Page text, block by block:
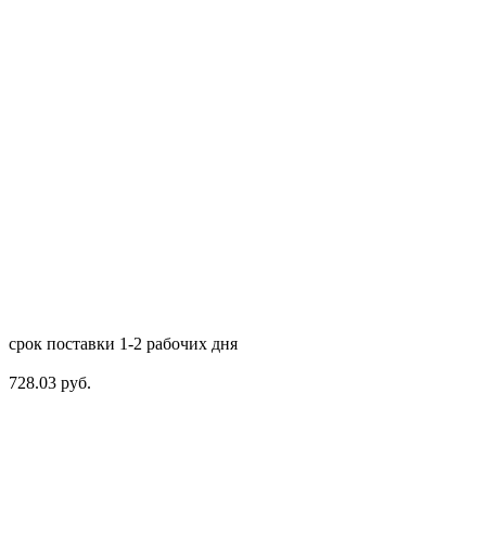
срок поставки 1-2 рабочих дня
728.03 руб.